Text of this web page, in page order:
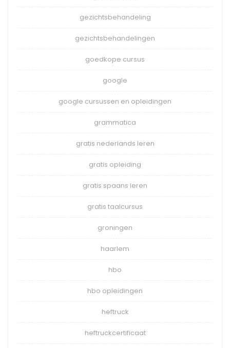
gezichtsbehandeling
gezichtsbehandelingen
goedkope cursus
google
google cursussen en opleidingen
grammatica
gratis nederlands leren
gratis opleiding
gratis spaans leren
gratis taalcursus
groningen
haarlem
hbo
hbo opleidingen
heftruck
heftruckcertificaat